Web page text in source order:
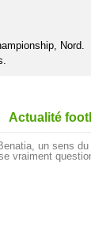
Nord.
Actualité
un sens
vraiment